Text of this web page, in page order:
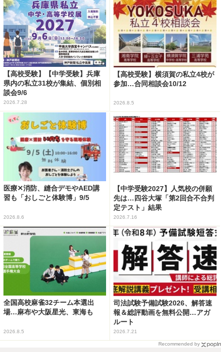
【高校受験】【中学受験】兵庫
県内の私立31校が集結、個別相
談会9/6
2026.7.28
【高校受験】横須賀の私立4校が
参加…合同相談会10/12
2026.8.5
医療✕消防、縫合デモやAED講
習も「おしごと体験博」9/5
2026.8.6
【中学受験2027】人気校の併願
先は…四谷大塚「第2回合不合判
定テスト」結果
2026.7.16
全国高校麻雀32チーム本選出
場…麻布や大阪星光、東海も
2026.8.5
司法試験予備試験2026、解答速
報＆総評動画を無料公開…アガ
ルート
2026.7.21
Recommended by